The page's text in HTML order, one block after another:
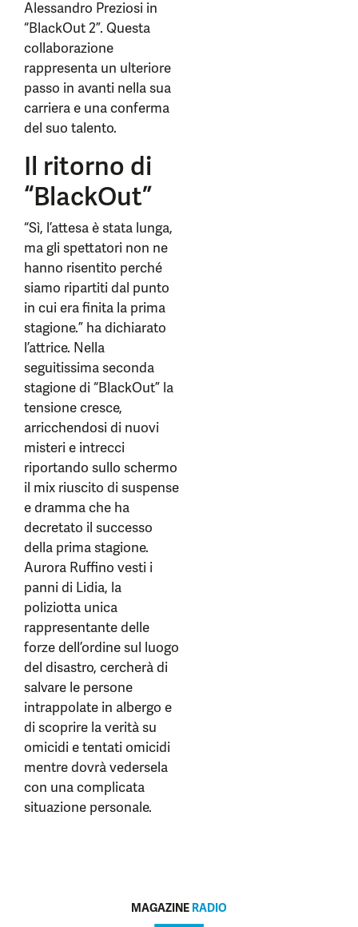
Alessandro Preziosi in
“BlackOut 2”. Questa
collaborazione
rappresenta un ulteriore
passo in avanti nella sua
carriera e una conferma
del suo talento.
Il ritorno di
“BlackOut”
“Sì, l’attesa è stata lunga,
ma gli spettatori non ne
hanno risentito perché
siamo ripartiti dal punto
in cui era finita la prima
stagione.” ha dichiarato
l’attrice. Nella
seguitissima seconda
stagione di “BlackOut” la
tensione cresce,
arricchendosi di nuovi
misteri e intrecci
riportando sullo schermo
il mix riuscito di suspense
e dramma che ha
decretato il successo
della prima stagione.
Aurora Ruffino vesti i
panni di Lidia, la
poliziotta unica
rappresentante delle
forze dell’ordine sul luogo
del disastro, cercherà di
salvare le persone
intrappolate in albergo e
di scoprire la verità su
omicidi e tentati omicidi
mentre dovrà vedersela
con una complicata
situazione personale.
MAGAZINE RADIO